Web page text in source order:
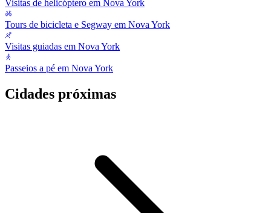
Visitas de helicóptero em Nova York
Tours de bicicleta e Segway em Nova York
Visitas guiadas em Nova York
Passeios a pé em Nova York
Cidades próximas